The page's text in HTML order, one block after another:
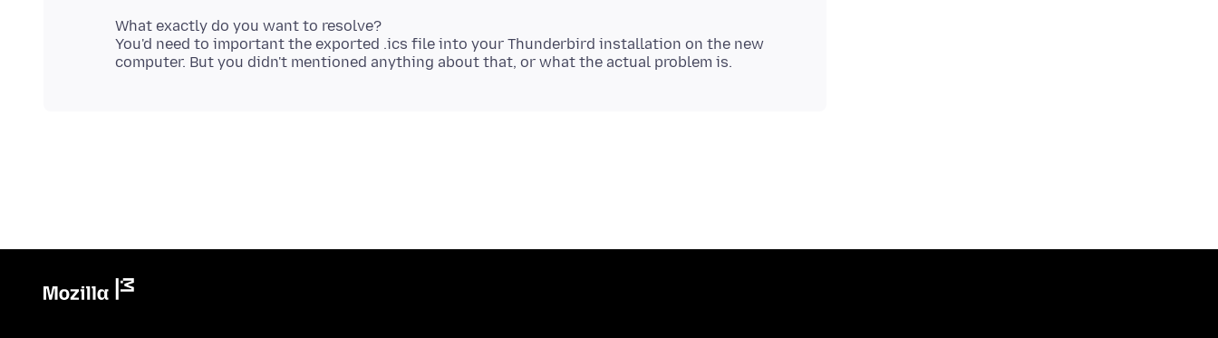
What exactly do you want to resolve?
You'd need to important the exported .ics file into your Thunderbird installation on the new